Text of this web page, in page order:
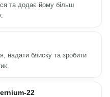
та додає йому більш
надати блиску та зробити
22